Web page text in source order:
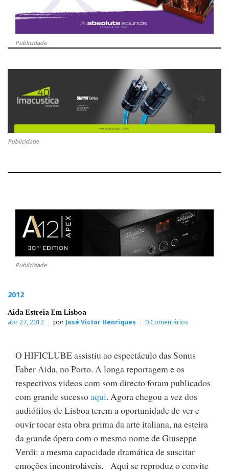
Publicidade
Publicidade
Publicidade
2012
Aida Estreia Em Lisboa
abr 27, 2012 por José Victor Henriques 0 Comentários
O HIFICLUBE assistiu ao espectáculo das Sonus
Faber Aida, no Porto. A longa reportagem e os
respectivos videos com som directo foram publicados
com grande sucessoaqui. Agora chegou a vez dos
audiófilos de Lisboa terem a oportunidade de ver e
ouvir tocar esta obra prima da arte italiana, na esteira
da grande ópera com o mesmo nome de Giuseppe
Verdi: a mesma capacidade dramática de suscitar
emoções incontroláveis. Aqui se reproduz o convite